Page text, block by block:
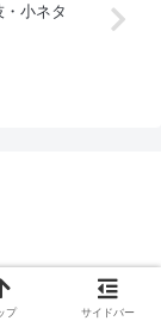
小ネタ
プ サイドバー